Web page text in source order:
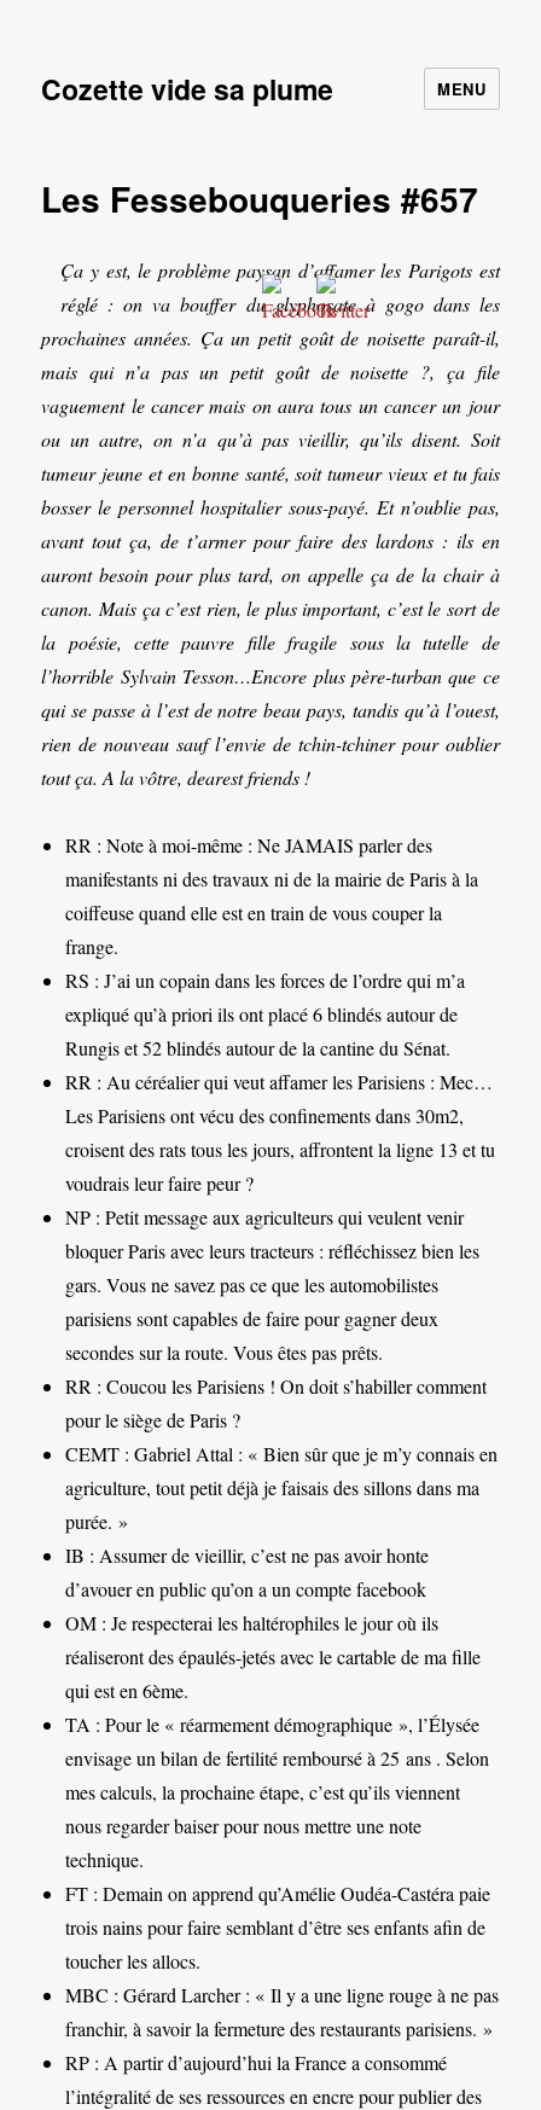
Cozette vide sa plume MENU
Les Fessebouqueries #657
Ça y est, le problème paysan d’affamer les Parigots est
réglé : on va bouffer du glyphosate à gogo dans les
prochaines années. Ça un petit goût de noisette paraît-il,
mais qui n’a pas un petit goût de noisette ?, ça file
vaguement le cancer mais on aura tous un cancer un jour
ou un autre, on n’a qu’à pas vieillir, qu’ils disent. Soit
tumeur jeune et en bonne santé, soit tumeur vieux et tu fais
bosser le personnel hospitalier sous-payé. Et n’oublie pas,
avant tout ça, de t’armer pour faire des lardons : ils en
auront besoin pour plus tard, on appelle ça de la chair à
canon. Mais ça c’est rien, le plus important, c’est le sort de
la poésie, cette pauvre fille fragile sous la tutelle de
l’horrible Sylvain Tesson…Encore plus père-turban que ce
qui se passe à l’est de notre beau pays, tandis qu’à l’ouest,
rien de nouveau sauf l’envie de tchin-tchiner pour oublier
tout ça. A la vôtre, dearest friends !
RR : Note à moi-même : Ne JAMAIS parler des
manifestants ni des travaux ni de la mairie de Paris à la
coiffeuse quand elle est en train de vous couper la
frange.
RS : J’ai un copain dans les forces de l’ordre qui m’a
expliqué qu’à priori ils ont placé 6 blindés autour de
Rungis et 52 blindés autour de la cantine du Sénat.
RR : Au céréalier qui veut affamer les Parisiens : Mec…
Les Parisiens ont vécu des confinements dans 30m2,
croisent des rats tous les jours, affrontent la ligne 13 et tu
voudrais leur faire peur ?
NP : Petit message aux agriculteurs qui veulent venir
bloquer Paris avec leurs tracteurs : réfléchissez bien les
gars. Vous ne savez pas ce que les automobilistes
parisiens sont capables de faire pour gagner deux
secondes sur la route. Vous êtes pas prêts.
RR : Coucou les Parisiens ! On doit s’habiller comment
pour le siège de Paris ?
CEMT : Gabriel Attal : « Bien sûr que je m’y connais en
agriculture, tout petit déjà je faisais des sillons dans ma
purée. »
IB : Assumer de vieillir, c’est ne pas avoir honte
d’avouer en public qu’on a un compte facebook
OM : Je respecterai les haltérophiles le jour où ils
réaliseront des épaulés-jetés avec le cartable de ma fille
qui est en 6ème.
TA : Pour le « réarmement démographique », l’Élysée
envisage un bilan de fertilité remboursé à 25 ans . Selon
mes calculs, la prochaine étape, c’est qu’ils viennent
nous regarder baiser pour nous mettre une note
technique.
FT : Demain on apprend qu’Amélie Oudéa-Castéra paie
trois nains pour faire semblant d’être ses enfants afin de
toucher les allocs.
MBC : Gérard Larcher : « Il y a une ligne rouge à ne pas
franchir, à savoir la fermeture des restaurants parisiens. »
RP : A partir d’aujourd’hui la France a consommé
l’intégralité de ses ressources en encre pour publier des